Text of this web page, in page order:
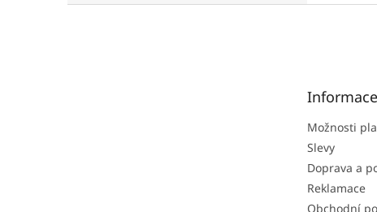
Možnosti
Slevy
Doprava a
Reklamace
Obchodní